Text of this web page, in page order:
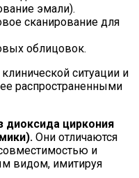
эмали).
сканирование для
облицовок.
ситуации и
распространенными
диоксида циркония
Они отличаются
и
видом, имитируя